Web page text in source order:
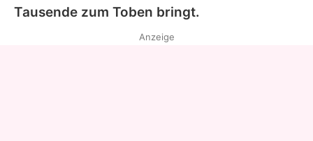
Tausende zum Toben bringt.
Anzeige